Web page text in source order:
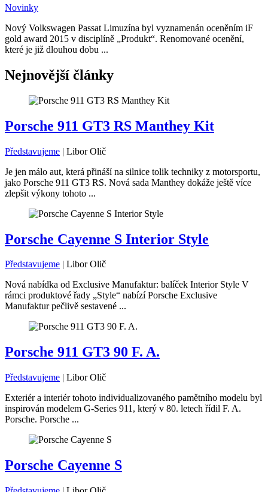
Novinky
Nový Volkswagen Passat Limuzína byl vyznamenán oceněním iF
gold award 2015 v disciplíně „Produkt“. Renomované ocenění,
které je již dlouhou dobu ...
Nejnovější články
Porsche 911 GT3 RS Manthey Kit
Představujeme | Libor Olič
Je jen málo aut, která přináší na silnice tolik techniky z motorsportu,
jako Porsche 911 GT3 RS. Nová sada Manthey dokáže ještě více
zlepšit výkony tohoto ...
Porsche Cayenne S Interior Style
Představujeme | Libor Olič
Nová nabídka od Exclusive Manufaktur: balíček Interior Style V
rámci produktové řady „Style“ nabízí Porsche Exclusive
Manufaktur pečlivě sestavené ...
Porsche 911 GT3 90 F. A.
Představujeme | Libor Olič
Exteriér a interiér tohoto individualizovaného pamětního modelu byl
inspirován modelem G-Series 911, který v 80. letech řídil F. A.
Porsche. Porsche ...
Porsche Cayenne S